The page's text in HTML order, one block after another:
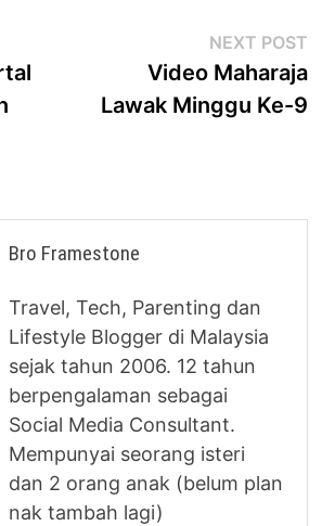
NEXT POST
Video Maharaja
Lawak Minggu Ke-9
Bro Framestone
Travel, Tech, Parenting dan
Lifestyle Blogger di Malaysia
sejak tahun 2006. 12 tahun
berpengalaman sebagai
Social Media Consultant.
Mempunyai seorang isteri
dan 2 orang anak (belum plan
nak tambah lagi)